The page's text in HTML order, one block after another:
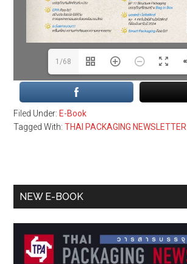
1/68
Filed Under: E-Book
Tagged With:THAI PACKAGING NEWSLETTER
Primary
NEW E-BOOK